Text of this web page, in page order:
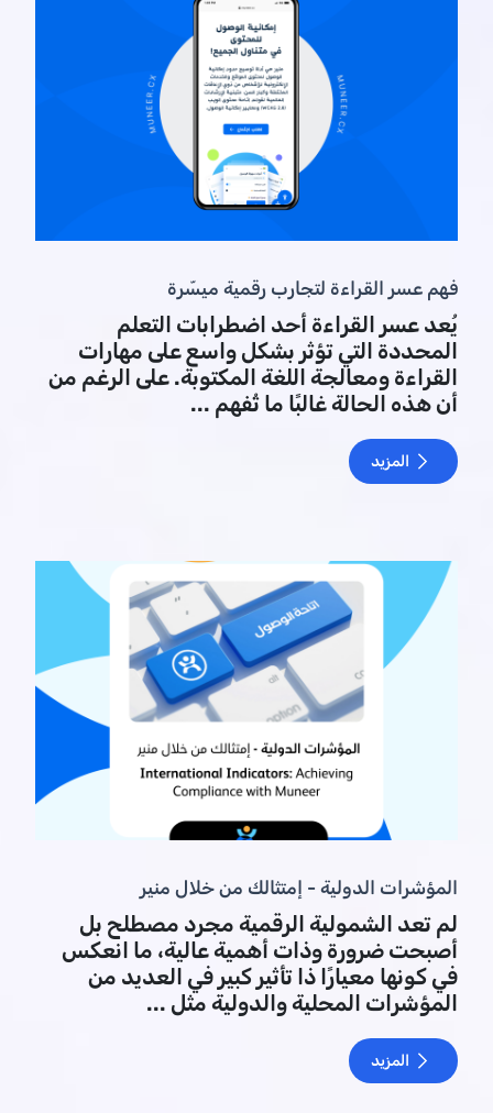
فهم عسر القراءة لتجارب رقمية ميسّرة
يُعد عسر القراءة أحد اضطرابات التعلم
المحددة التي تؤثر بشكل واسع على مهارات
القراءة ومعالجة اللغة المكتوبة. على الرغم من
أن هذه الحالة غالبًا ما تُفهم ...
المزيد
المؤشرات الدولية - إمتثالك من خلال منير
لم تعد الشمولية الرقمية مجرد مصطلح بل
أصبحت ضرورة وذات أهمية عالية، ما انعكس
في كونها معيارًا ذا تأثير كبير في العديد من
المؤشرات المحلية والدولية مثل ...
المزيد